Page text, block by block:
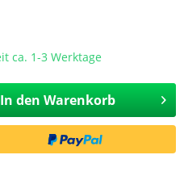
ca. 1-3 Werktage
In den Warenkorb